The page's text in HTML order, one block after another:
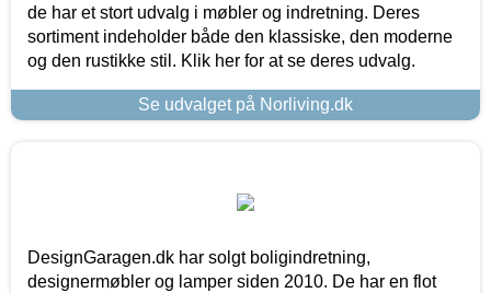
de har et stort udvalg i møbler og indretning. Deres
sortiment indeholder både den klassiske, den moderne
og den rustikke stil. Klik her for at se deres udvalg.
Se udvalget på Norliving.dk
DesignGaragen.dk har solgt boligindretning,
designermøbler og lamper siden 2010. De har en flot